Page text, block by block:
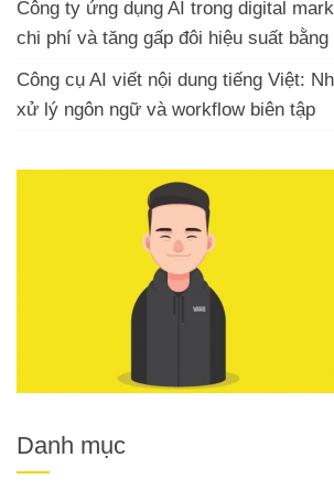
Công ty ứng dụng AI trong digital
chi phí và tăng gấp đôi hiệu suất bằng
Công cụ AI viết nội dung tiếng Việt:
xử lý ngôn ngữ và workflow biên tập
Danh mục